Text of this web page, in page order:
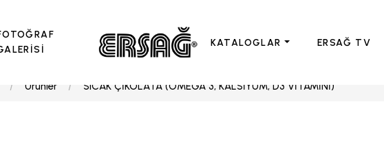
KATALOGLAR ERSAĞ TV
Ürünler SICAK ÇİKOLATA (OMEGA 3, KALSİYUM, D3 VİTAMİNİ)